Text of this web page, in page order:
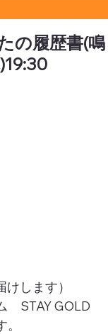
の履歴書(鳴
します）
　STAY GOLD